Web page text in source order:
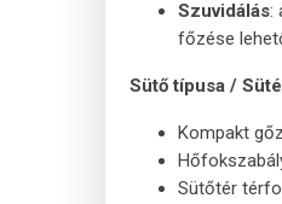
Szuvidálás:
főzése
Sütő típusa /
Kompakt
Sütőtér